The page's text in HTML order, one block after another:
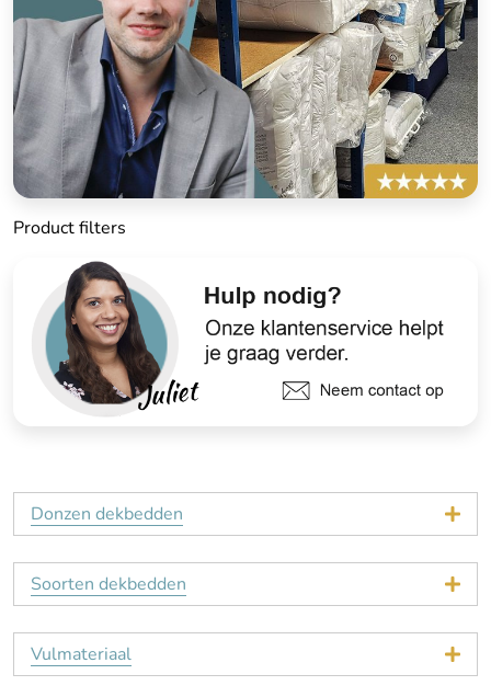
Product filters
Donzen dekbedden
Soorten dekbedden
Vulmateriaal